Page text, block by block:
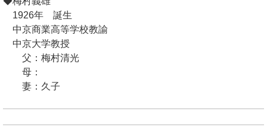
1926年 誕生
中京商業高等学校教諭
中京大学教授
父：梅村清光
母：
妻：久子